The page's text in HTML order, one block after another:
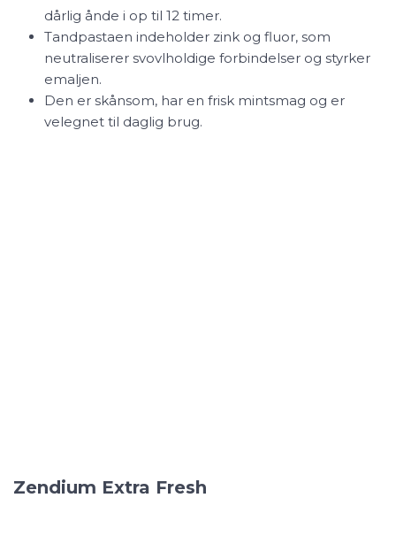
dårlig ånde i op til 12 timer.
Tandpastaen indeholder zink og fluor, som
neutraliserer svovlholdige forbindelser og styrker
emaljen.
Den er skånsom, har en frisk mintsmag og er
velegnet til daglig brug.
Zendium Extra Fresh